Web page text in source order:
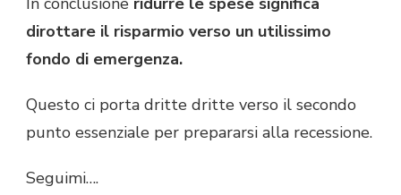
dirottare il risparmio verso un utilissimo
fondo di emergenza.
Questo ci porta dritte dritte verso il secondo
punto essenziale per prepararsi alla recessione.
Seguimi….